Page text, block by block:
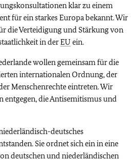
klar zu einem
für ein starkes Europa bekannt. Wir
die Verteidigung und Stärkung von
in derEU ein.
wollen gemeinsam für die
internationalen Ordnung, der
Menschenrechte eintreten. Wir
entgegen, die Antisemitismus und
deutsches
Sie ordnet sich ein in eine
deutschen und niederländischen